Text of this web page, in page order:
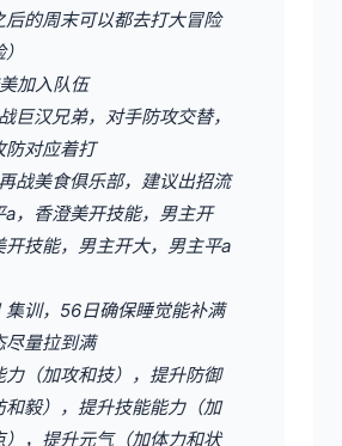
后的周末可以都去打大冒险
加入队伍
巨汉兄弟，对手防攻交替，
防对应着打
战美食俱乐部，建议出招流
a，香澄美开技能，男主开
开技能，男主开大，男主平a
训，56日确保睡觉能补满
尽量拉到满
力（加攻和技），提升防御
和毅），提升技能能力（加
），提升元气（加体力和状